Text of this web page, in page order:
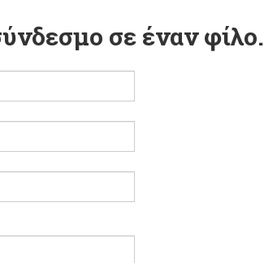
σε έναν φίλο.